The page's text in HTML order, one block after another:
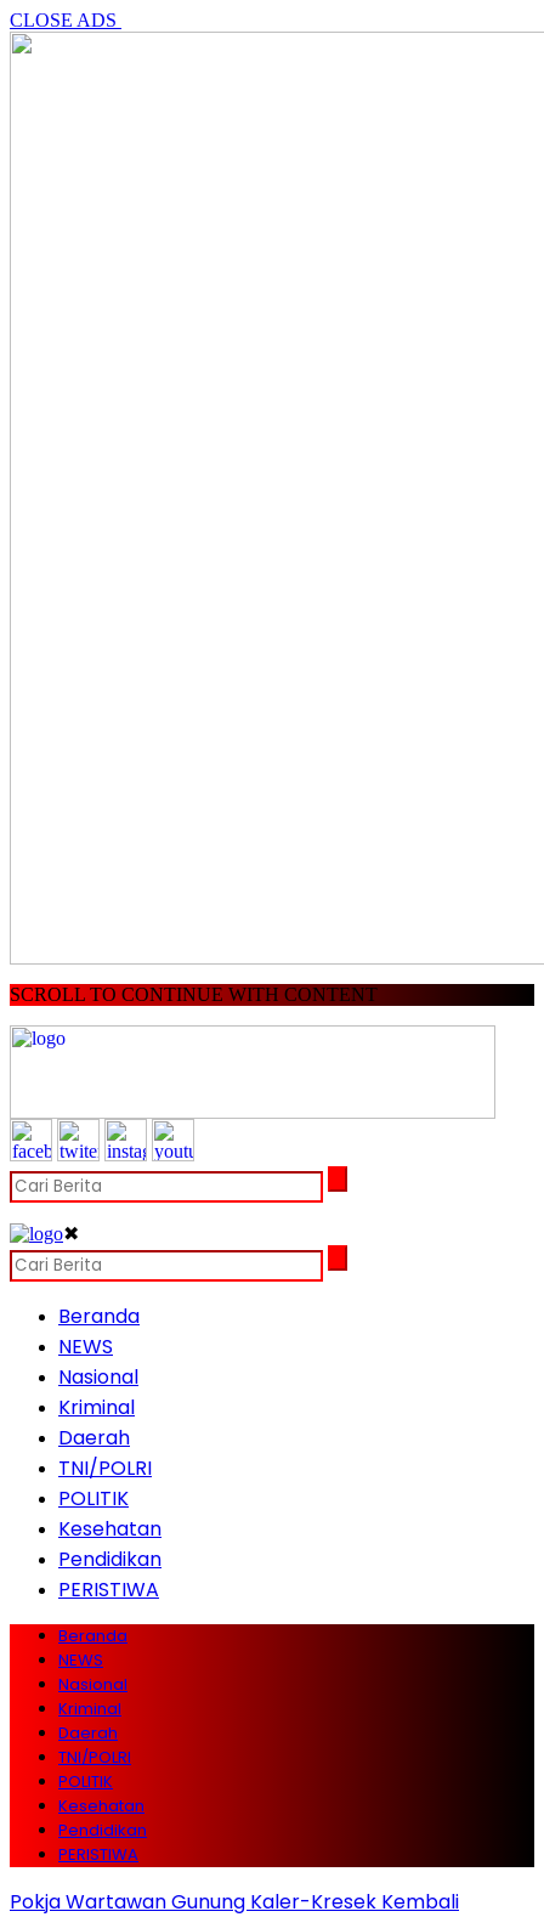
CLOSE ADS
SCROLL TO CONTINUE WITH CONTENT
✖
Beranda
NEWS
Nasional
Kriminal
Daerah
TNI/POLRI
POLITIK
Kesehatan
Pendidikan
PERISTIWA
Beranda
NEWS
Nasional
Kriminal
Daerah
TNI/POLRI
POLITIK
Kesehatan
Pendidikan
PERISTIWA
Pokja Wartawan Gunung Kaler-Kresek Kembali